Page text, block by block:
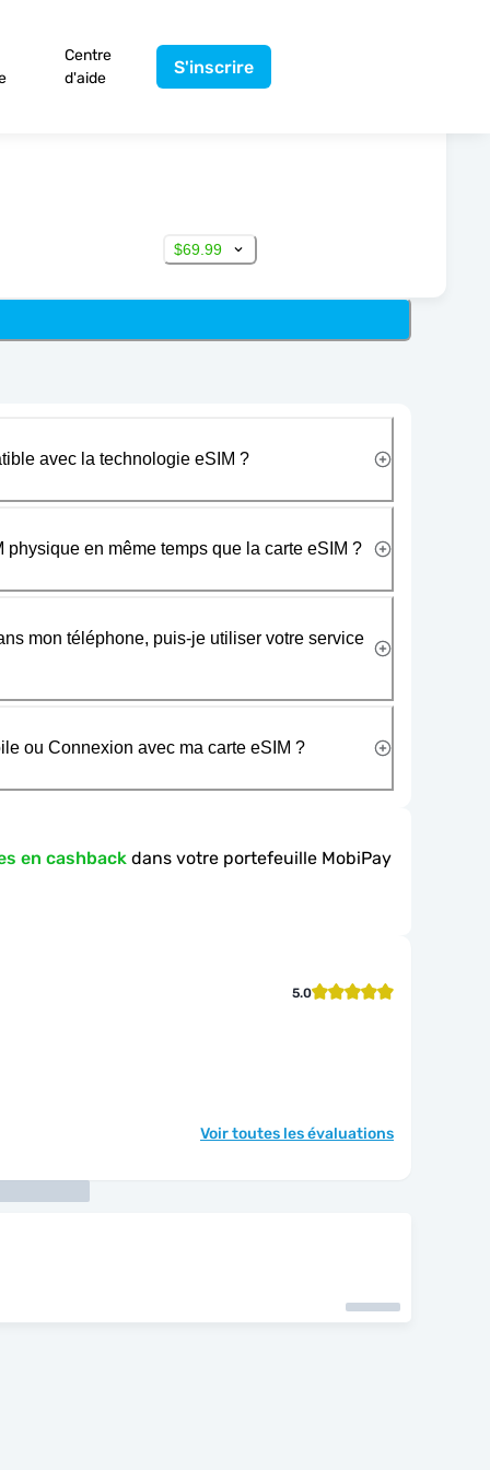
Centre
d'aide
S'inscrire
$69.99
avec la technologie eSIM ?
physique en même temps que la carte eSIM ?
mon téléphone, puis-je utiliser votre service
ou Connexion avec ma carte eSIM ?
en cashback dans votre portefeuille MobiPay
5.0
Voir toutes les évaluations